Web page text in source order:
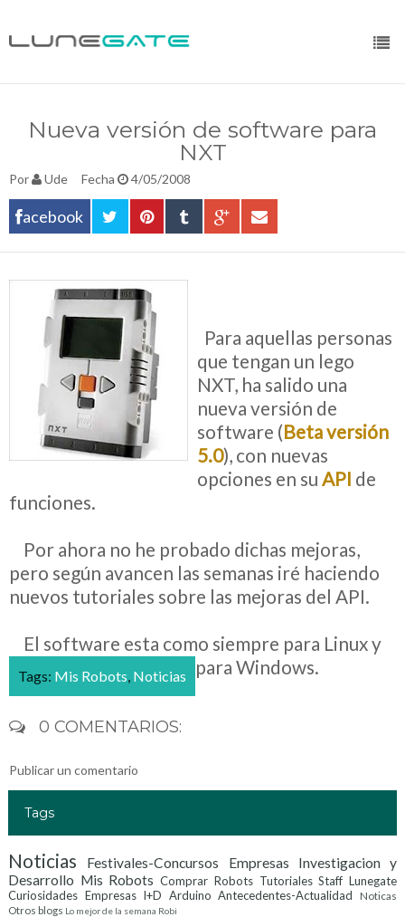
Nueva versión de software para
NXT
Por Ude Fecha 4/05/2008
acebook
Para aquellas personas
que tengan un lego
NXT, ha salido una
nueva versión de
software (Beta versión
5.0), con nuevas
opciones en su API de
funciones.
Por ahora no he probado dichas mejoras,
pero según avancen las semanas iré haciendo
nuevos tutoriales sobre las mejoras del API.
El software esta como siempre para Linux y
para Windows.
Tags: Mis Robots, Noticias
0 COMENTARIOS:
Publicar un comentario
Tags
Noticias Festivales-Concursos
Empresas Investigacion y
Desarrollo Mis Robots Comprar Robots Tutoriales Staff Lunegate
Curiosidades Empresas I+D Arduino Antecedentes-Actualidad
Noticas
Otros blogs Lo mejor de la semana Robi